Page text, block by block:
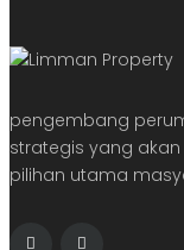
pengembang
strategis yang
pilihan utama